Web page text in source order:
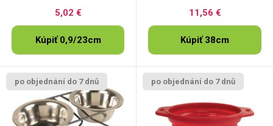
5,02 €
Kúpiť 0,9/23cm
11,56 €
Kúpiť 38cm
po objednání do 7 dnů po objednání do 7 dnů